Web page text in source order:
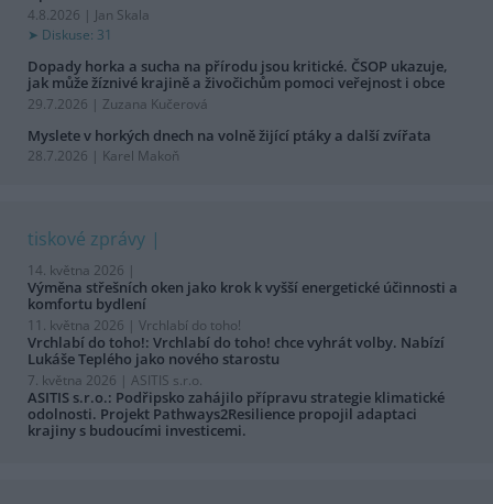
4.8.2026 | Jan Skala
Diskuse: 31
Dopady horka a sucha na přírodu jsou kritické. ČSOP ukazuje,
jak může žíznivé krajině a živočichům pomoci veřejnost i obce
29.7.2026 | Zuzana Kučerová
Myslete v horkých dnech na volně žijící ptáky a další zvířata
28.7.2026 | Karel Makoň
tiskové zprávy
14. května 2026 |
Výměna střešních oken jako krok k vyšší energetické účinnosti a
komfortu bydlení
11. května 2026 | Vrchlabí do toho!
Vrchlabí do toho!: Vrchlabí do toho! chce vyhrát volby. Nabízí
Lukáše Teplého jako nového starostu
7. května 2026 | ASITIS s.r.o.
ASITIS s.r.o.: Podřipsko zahájilo přípravu strategie klimatické
odolnosti. Projekt Pathways2Resilience propojil adaptaci
krajiny s budoucími investicemi.